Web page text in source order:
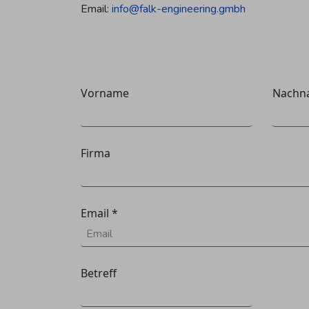
Email: info@falk-engineering.gmbh
Vorname
Firma
Email *
Betreff